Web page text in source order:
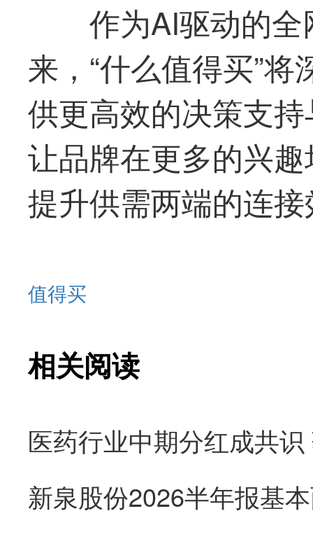
作为AI驱动的
来，“什么值得买”将
供更高效的决策支
让品牌在更多的兴
提升供需两端的连
值得买
相关阅读
医药行业中期分红成共